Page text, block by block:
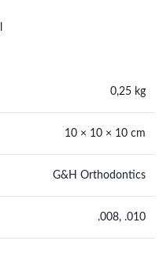
0,25 kg
10 × 10 × 10 cm
G&H Orthodontics
.008, .010